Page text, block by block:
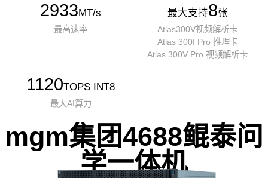
2933MT/s
最高速率
最大支持8张
Atlas300V视频解析卡
Atlas 300I Pro 推理卡
Atlas 300V Pro 视频解析卡
1120TOPS INT8
最大AI算力
mgm集团4688鲲泰问
学一体机